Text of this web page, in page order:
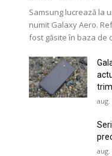
Samsung lucrează la
numit Galaxy Aero.
fost găsite în baza de
aug.
aug.